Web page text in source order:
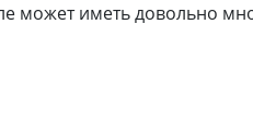
может иметь довольно